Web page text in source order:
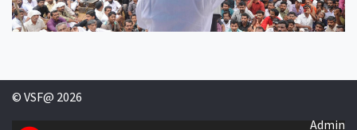
© VSF@ 2026
Admin